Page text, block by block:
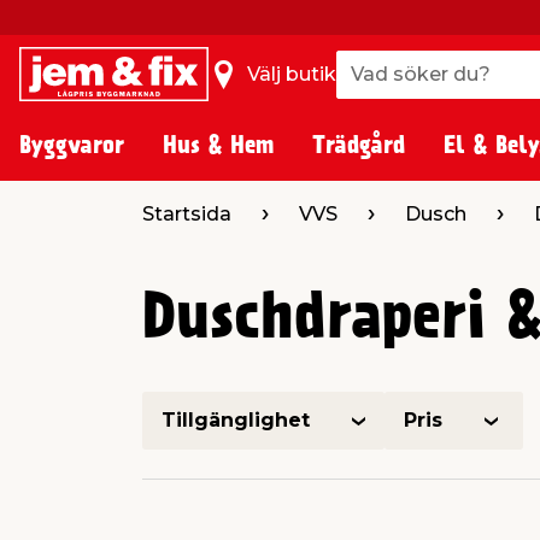
Välj butik Vad söker du?
Vad söker du?
Byggvaror Hus & Hem Trädgård El &
Startsida VVS Dusch
Duschdraperi
Tillgänglighet Pris